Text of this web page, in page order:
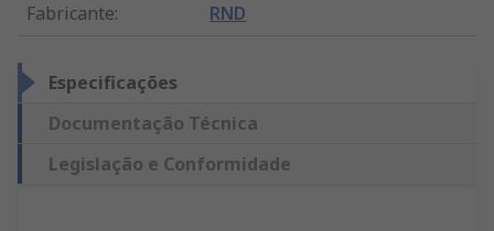
Fabricante: RND
Especificações
Documentação Técnica
Legislação e Conformidade